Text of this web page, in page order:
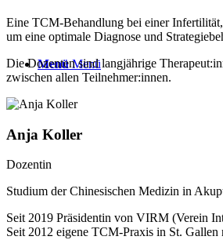
Menü Menü
Eine TCM-Behandlung bei einer
um eine optimale Diagnose und
Die Dozenten sind langjährige
zwischen allen Teilnehmer:innen.
Anja Koller
Dozentin
Studium der Chinesischen Medizin in
Seit 2019 Präsidentin von VIRM (Verein
Seit 2012 eigene TCM-Praxis in St.